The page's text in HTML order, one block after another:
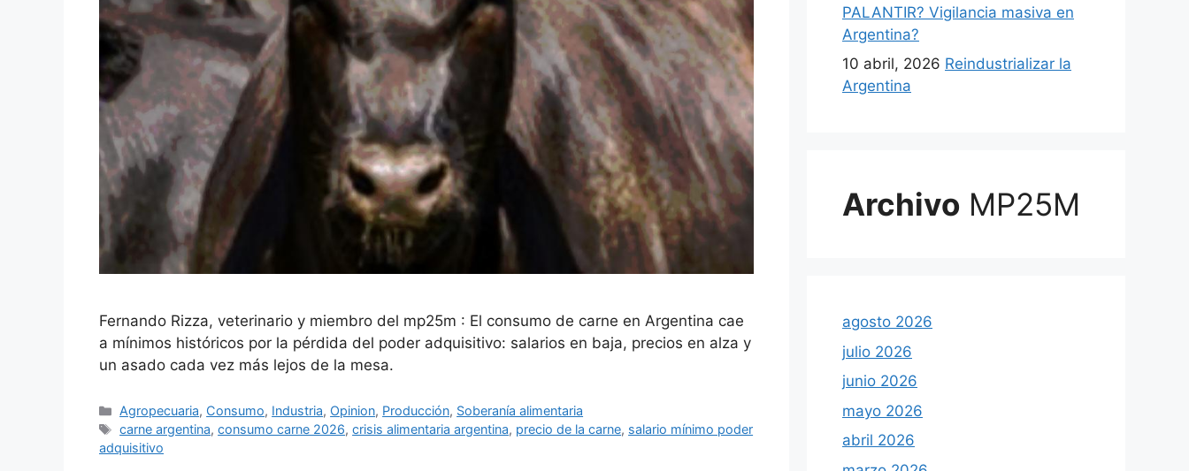
Fernando Rizza, veterinario y miembro del mp25m : El consumo de carne en Argentina cae
a mínimos históricos por la pérdida del poder adquisitivo: salarios en baja, precios en alza y
un asado cada vez más lejos de la mesa.
Agropecuaria, Consumo, Industria, Opinion, Producción, Soberanía alimentaria
carne argentina,consumo carne 2026,crisis alimentaria argentina, precio de la carne, salario mínimo poder
adquisitivo
PALANTIR? Vigilancia masiva en
Argentina?
10 abril, 2026 Reindustrializar la
Argentina
Archivo MP25M
agosto 2026
julio 2026
junio 2026
mayo 2026
abril 2026